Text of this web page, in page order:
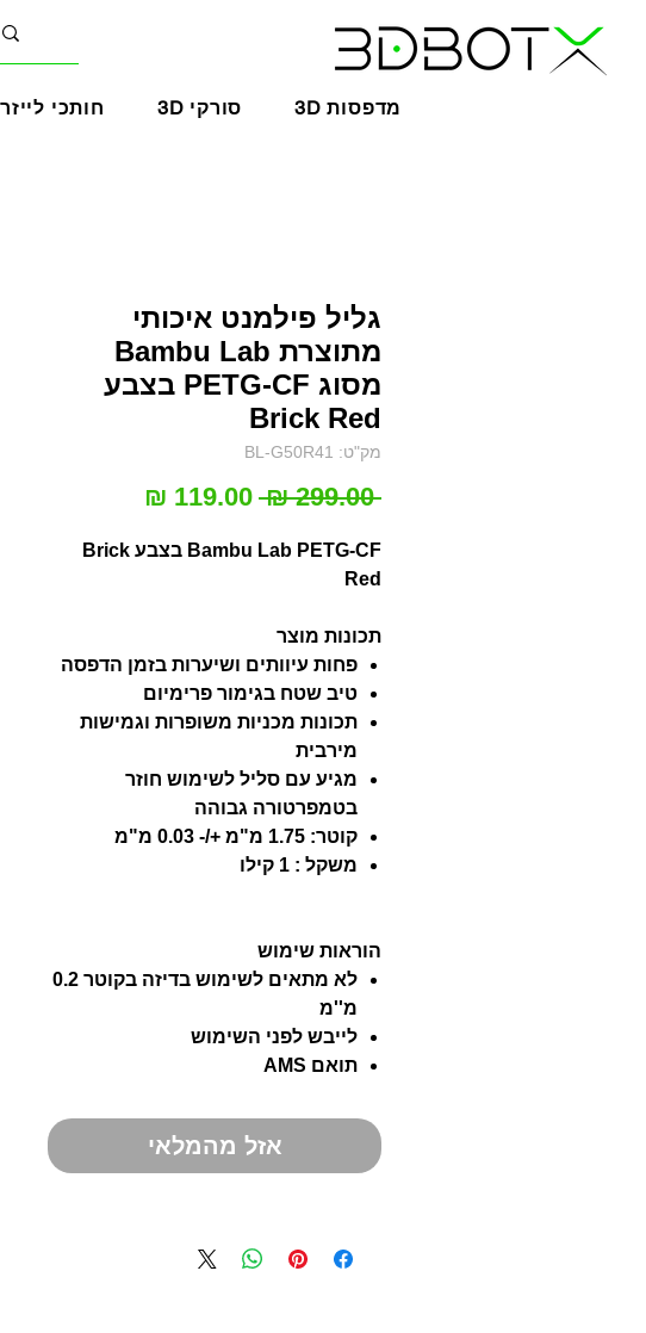
חותכי לייזר 3D סורקי 3D מדפסות
גליל פילמנט איכותי
מתוצרת Bambu Lab
מסוג PETG-CF בצבע
Brick Red
מק"ט: BL-G50R41
‏299.00 ‏₪
מחיר
Bambu Lab PETG-CF בצבע Brick
Red
תכונות מוצר
פחות עיוותים ושיערות בזמן הדפסה
טיב שטח בגימור פרימיום
תכונות מכניות משופרות וגמישות
מירבית
מגיע עם סליל לשימוש חוזר
בטמפרטורה גבוהה
קוטר: 1.75 מ"מ +/- 0.03 מ"מ
משקל : 1 קילו
הוראות שימוש
לא מתאים לשימוש בדיזה בקוטר 0.2
מ''מ
לייבש לפני השימוש
תואם AMS
אזל מהמלאי